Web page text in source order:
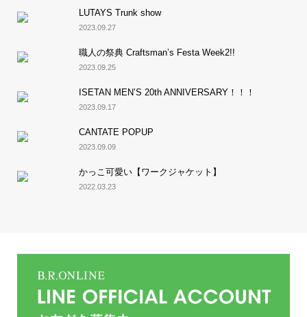
LUTAYS Trunk show
2023.09.27
職人の祭典 Craftsman’s Festa Week2!!
2023.09.25
ISETAN MEN’S 20th ANNIVERSARY！！！
2023.09.17
CANTATE POPUP
2023.09.09
かっこ可愛い【ワークジャケット】
2022.03.23